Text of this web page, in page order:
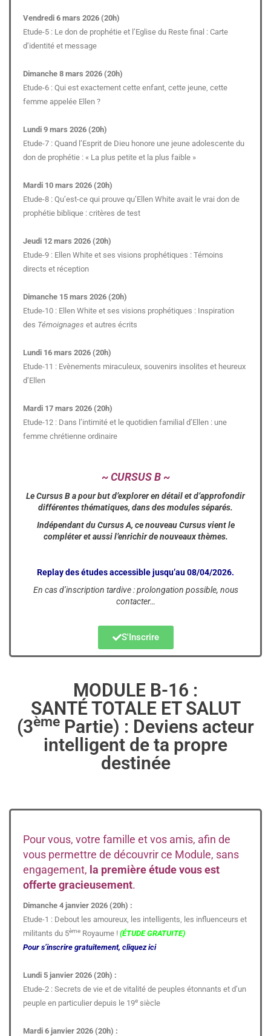
Vendredi 6 mars 2026 (20h)
Etude-5 : Le don de prophétie et l’Eglise du Reste final : Carte
d’identité et message
Dimanche 8 mars 2026 (20h)
Etude-6 : Qui est exactement cette enfant, cette jeune, cette
femme appelée Ellen ?
Lundi 9 mars 2026 (20h)
Etude-7 : Quand l’Esprit de Dieu honore une jeune adolescente du
don de prophétie : « La plus petite et la plus faible »
Mardi 10 mars 2026 (20h)
Etude-8 : Qu’est-ce qui prouve qu’Ellen White avait le vrai don de
prophétie biblique : critères de test
Jeudi 12 mars 2026 (20h)
Etude-9 : Ellen White et ses visions prophétiques : Témoins
directs et réception
Dimanche 15 mars 2026 (20h)
Etude-10 : Ellen White et ses visions prophétiques : Inspiration
des Témoignages et autres écrits
Lundi 16 mars 2026 (20h)
Etude-11 : Evènements miraculeux, souvenirs insolites et heureux
d’Ellen
Mardi 17 mars 2026 (20h)
Etude-12 : Dans l’intimité et le quotidien familial d’Ellen : une
femme chrétienne ordinaire
~ CURSUS B ~
Le Cursus B a pour but d’explorer en détail et d’approfondir
différentes thématiques, dans des modules séparés.
Indépendant du Cursus A, ce nouveau Cursus vient le
compléter et aussi l’enrichir de nouveaux thèmes.
Replay des études accessible jusqu’au 08/04/2026.
En cas d’inscription tardive : prolongation possible, nous
contacter…
S'Inscrire
MODULE B-16 :
SANTÉ TOTALE ET SALUT
(3ème Partie) : Deviens acteur
intelligent de ta propre
destinée
Pour vous, votre famille et vos amis, afin de
vous permettre de découvrir ce Module, sans
engagement, la première étude vous est
offerte gracieusement.
Dimanche 4 janvier 2026 (20h) :
Etude-1 : Debout les amoureux, les intelligents, les influenceurs et
militants du 5ème Royaume ! (ÉTUDE GRATUITE)
Pour s’inscrire gratuitement, cliquez ici
Lundi 5 janvier 2026 (20h) :
Etude-2 : Secrets de vie et de vitalité de peuples étonnants et d’un
peuple en particulier depuis le 19e siècle
Mardi 6 janvier 2026 (20h) :